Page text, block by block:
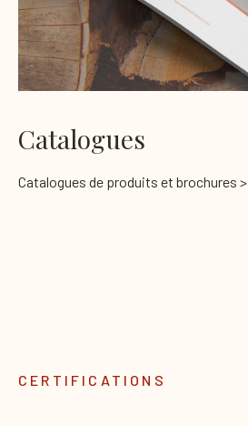
Catalogues
Catalogues de produits et brochures >
CERTIFICATIONS